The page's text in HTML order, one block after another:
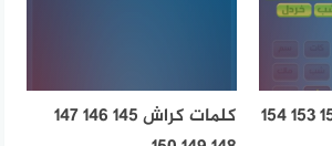
كلمات كراش 151 152 153 154
كلمات كراش 145 146 147